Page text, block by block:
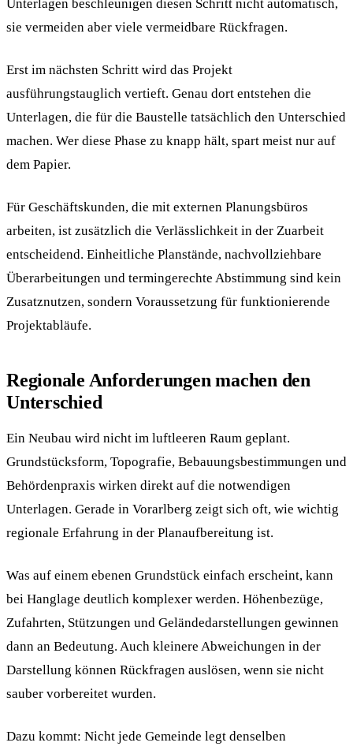
Unterlagen beschleunigen diesen Schritt nicht automatisch,
sie vermeiden aber viele vermeidbare Rückfragen.
Erst im nächsten Schritt wird das Projekt
ausführungstauglich vertieft. Genau dort entstehen die
Unterlagen, die für die Baustelle tatsächlich den Unterschied
machen. Wer diese Phase zu knapp hält, spart meist nur auf
dem Papier.
Für Geschäftskunden, die mit externen Planungsbüros
arbeiten, ist zusätzlich die Verlässlichkeit in der Zuarbeit
entscheidend. Einheitliche Planstände, nachvollziehbare
Überarbeitungen und termingerechte Abstimmung sind kein
Zusatznutzen, sondern Voraussetzung für funktionierende
Projektabläufe.
Regionale Anforderungen machen den
Unterschied
Ein Neubau wird nicht im luftleeren Raum geplant.
Grundstücksform, Topografie, Bebauungsbestimmungen und
Behördenpraxis wirken direkt auf die notwendigen
Unterlagen. Gerade in Vorarlberg zeigt sich oft, wie wichtig
regionale Erfahrung in der Planaufbereitung ist.
Was auf einem ebenen Grundstück einfach erscheint, kann
bei Hanglage deutlich komplexer werden. Höhenbezüge,
Zufahrten, Stützungen und Geländedarstellungen gewinnen
dann an Bedeutung. Auch kleinere Abweichungen in der
Darstellung können Rückfragen auslösen, wenn sie nicht
sauber vorbereitet wurden.
Dazu kommt: Nicht jede Gemeinde legt denselben